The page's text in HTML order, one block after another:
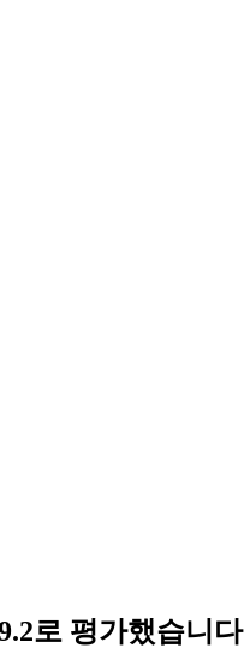
로 평가했습니다